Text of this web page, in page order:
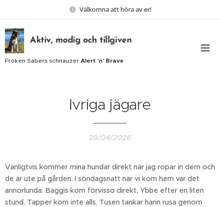
Välkomna att höra av er!
Aktiv, modig och tillgiven
Fröken Sabers schnauzer Alert 'n' Brave
Ivriga jägare
28/04/2026
Vanligtvis kommer mina hundar direkt när jag ropar in dem och
de är ute på gården. I söndagsnatt när vi kom hem var det
annorlunda. Baggis kom förvisso direkt, Ybbe efter en liten
stund, Tapper kom inte alls. Tusen tankar hann rusa genom